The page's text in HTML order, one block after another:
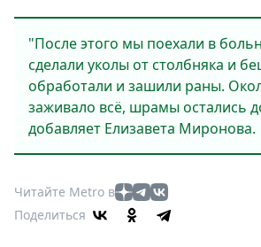
"После этого мы поехали в
сделали уколы от столбняка и
обработали и зашили раны.
заживало всё, шрамы остались
добавляет Елизавета Миронова.
Читайте Metro в
Поделиться